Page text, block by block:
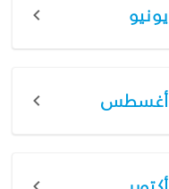
يونيو
أغسطس